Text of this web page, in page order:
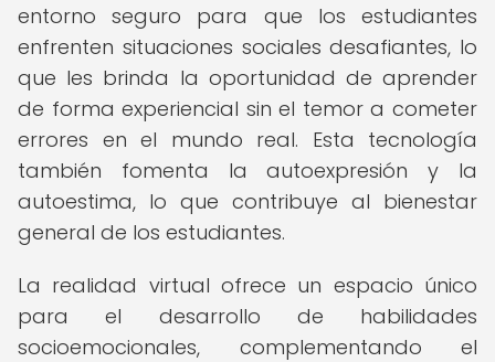
entorno seguro para que los estudiantes
enfrenten situaciones sociales desafiantes, lo
que les brinda la oportunidad de aprender
de forma experiencial sin el temor a cometer
errores en el mundo real. Esta tecnología
también fomenta la autoexpresión y la
autoestima, lo que contribuye al bienestar
general de los estudiantes.
La realidad virtual ofrece un espacio único
para el desarrollo de habilidades
socioemocionales, complementando el